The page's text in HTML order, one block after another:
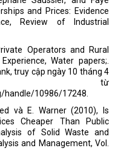
and Prices: Evidence
Review of Industrial
Operators and Rural
Water papers;.
truy cập ngày 10 tháng 4
từ
handle/10986/17248.
và E. Warner (2010), Is
Cheaper Than Public
of Solid Waste and
and Management, Vol.